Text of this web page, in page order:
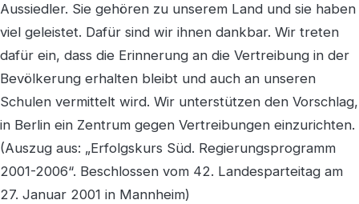
Aussiedler. Sie gehören zu unserem Land und sie haben
viel geleistet. Dafür sind wir ihnen dankbar. Wir treten
dafür ein, dass die Erinnerung an die Vertreibung in der
Bevölkerung erhalten bleibt und auch an unseren
Schulen vermittelt wird. Wir unterstützen den Vorschlag,
in Berlin ein Zentrum gegen Vertreibungen einzurichten.
(Auszug aus: „Erfolgskurs Süd. Regierungsprogramm
2001-2006“. Beschlossen vom 42. Landesparteitag am
27. Januar 2001 in Mannheim)